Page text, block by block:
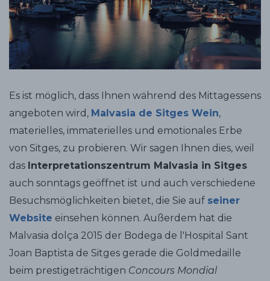
Es ist möglich, dass Ihnen während des Mittagessens
angeboten wird, Malvasia de Sitges Wein,
materielles, immaterielles und emotionales Erbe
von Sitges, zu probieren. Wir sagen Ihnen dies, weil
das Interpretationszentrum Malvasia in Sitges
auch sonntags geöffnet ist und auch verschiedene
Besuchsmöglichkeiten bietet, die Sie auf seiner
Website einsehen können. Außerdem hat die
Malvasia dolça 2015 der Bodega de l'Hospital Sant
Joan Baptista de Sitges gerade die Goldmedaille
beim prestigeträchtigen Concours Mondial